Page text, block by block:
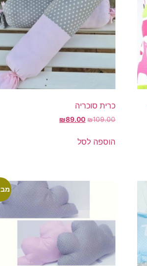
כרית סוכריה
₪109.00
המחיר
היה:
₪89.00
המחיר
הוספה לסל